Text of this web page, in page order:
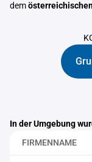
dem
In der Umgebung
FIRMENNAME